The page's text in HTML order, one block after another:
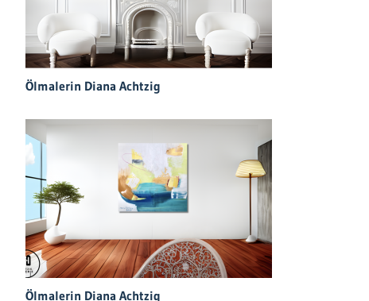
Ölmalerin Diana Achtzig
Ölmalerin Diana Achtzig